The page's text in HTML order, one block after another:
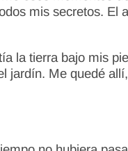
mis secretos. El
la tierra bajo mis
jardín. Me quedé